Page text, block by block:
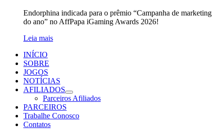
Endorphina indicada para o prêmio “Campanha de marketing
do ano” no AffPapa iGaming Awards 2026!
Leia mais
INÍCIO
SOBRE
JOGOS
NOTÍCIAS
AFILIADOS
Parceiros Afiliados
PARCEIROS
Trabalhe Conosco
Contatos